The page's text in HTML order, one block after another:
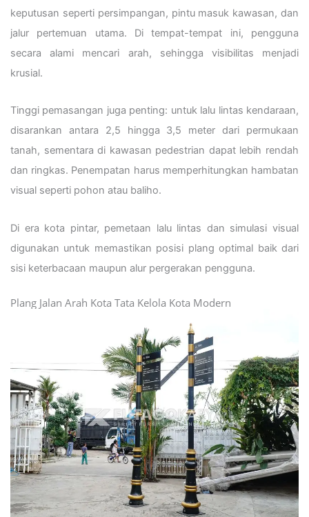
keputusan seperti persimpangan, pintu masuk kawasan, dan
jalur pertemuan utama. Di tempat-tempat ini, pengguna
secara alami mencari arah, sehingga visibilitas menjadi
krusial.
Tinggi pemasangan juga penting: untuk lalu lintas kendaraan,
disarankan antara 2,5 hingga 3,5 meter dari permukaan
tanah, sementara di kawasan pedestrian dapat lebih rendah
dan ringkas. Penempatan harus memperhitungkan hambatan
visual seperti pohon atau baliho.
Di era kota pintar, pemetaan lalu lintas dan simulasi visual
digunakan untuk memastikan posisi plang optimal baik dari
sisi keterbacaan maupun alur pergerakan pengguna.
Plang Jalan Arah Kota Tata Kelola Kota Modern